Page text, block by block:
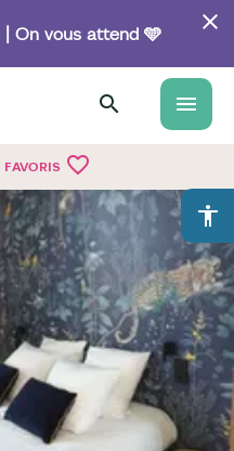
| On vous attend 🩵
menu
favorite_border
accessibility